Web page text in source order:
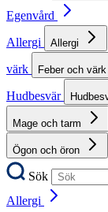
Egenvård
Allergi
Allergi
värk
Feber och värk
Hudbesvär
Mage och tarm
Ögon och öron
Sök
Allergi